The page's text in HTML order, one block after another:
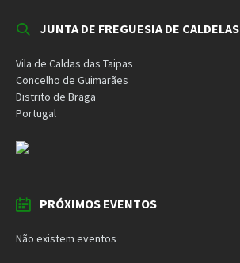
JUNTA DE FREGUESIA DE CALDELAS
Vila de Caldas das Taipas
Concelho de Guimarães
Distrito de Braga
Portugal
PRÓXIMOS EVENTOS
Não existem eventos